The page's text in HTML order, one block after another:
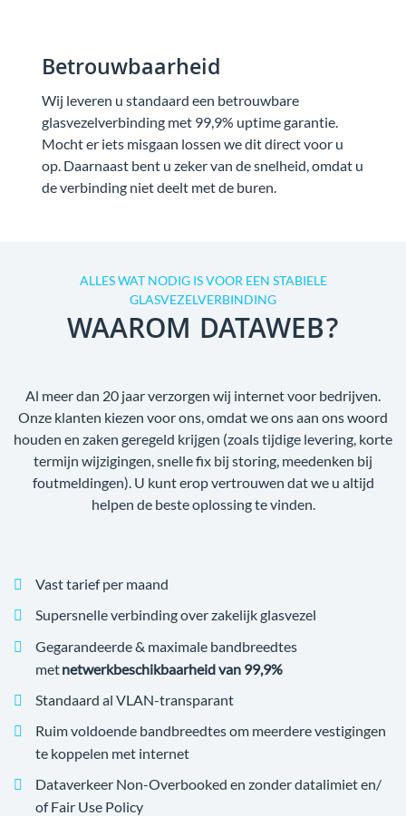
Betrouwbaarheid
Wij leveren u standaard een betrouwbare
glasvezelverbinding met 99,9% uptime garantie.
Mocht er iets misgaan lossen we dit direct voor u
op. Daarnaast bent u zeker van de snelheid, omdat u
de verbinding niet deelt met de buren.
ALLES WAT NODIG IS VOOR EEN STABIELE
GLASVEZELVERBINDING
WAAROM DATAWEB?
Al meer dan 20 jaar verzorgen wij internet voor bedrijven.
Onze klanten kiezen voor ons, omdat we ons aan ons woord
houden en zaken geregeld krijgen (zoals tijdige levering, korte
termijn wijzigingen, snelle fix bij storing, meedenken bij
foutmeldingen). U kunt erop vertrouwen dat we u altijd
helpen de beste oplossing te vinden.
Vast tarief per maand
Supersnelle verbinding over zakelijk glasvezel
Gegarandeerde & maximale bandbreedtes
metnetwerkbeschikbaarheid van 99,9%
Standaard al VLAN-transparant
Ruim voldoende bandbreedtes om meerdere vestigingen
te koppelen met internet
Dataverkeer Non-Overbooked en zonder datalimiet en/
of Fair Use Policy